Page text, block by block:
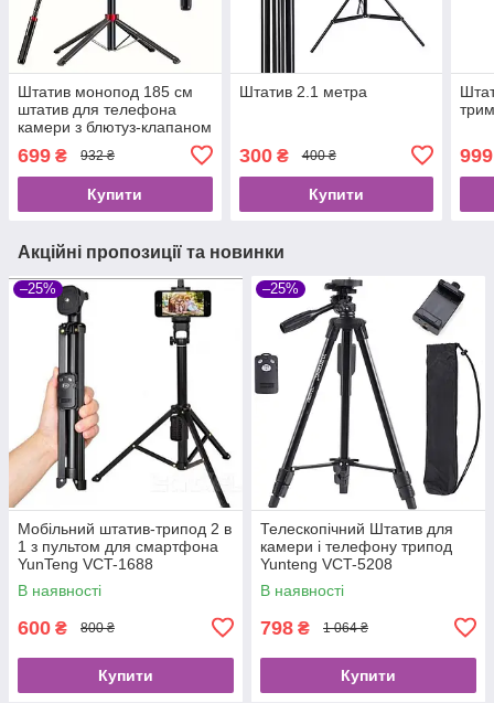
Штатив монопод 185 см
штатив для телефона
камери з блютуз-клапаном
ніжки
699 ₴ 932 ₴
Купити
Штатив 2.1 метра
300₴ 400 ₴
Купити
999
Акційні пропозиції та новинки
–25%
Мобільний штатив-трипод 2 в
1 з пультом для смартфона
YunTeng VCT-1688
В наявності
600 ₴ 800 ₴
Купити
–25%
Телескопічний Штатив для
камери і телефону трипод
Yunteng VCT-5208
В наявності
798 ₴ 1 064 ₴
Купити